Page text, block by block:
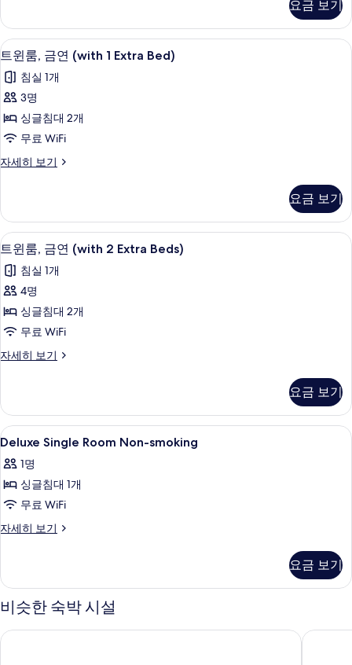
연
사
진
모
두
보
기
트
윈
룸,
연
자
히
보
요금 보기
트
윈
룸,
금
연
(with
1
사
진
모
두
보
기
4
트윈룸, 금연 (with 1 Extra Bed)
침실 1개
3명
싱글침대 2개
무료 WiFi
자세히 보기
트
연
(with
1
Bed)
자
히
보
요금 보기
트
윈
룸,
금
연
(with
2
사
진
모
두
보
4
트윈룸, 금연 (with 2 Extra Beds)
침실 1개
4명
싱글침대 2개
무료 WiFi
자세히 보기
트
연
(with
2
Beds)
자
히
보
기
요금 보기
Deluxe
Single
Room
Non-
smoking
사
두
보
기
1
Deluxe Single Room Non-smoking
1명
싱글침대 1개
무료 WiFi
자세히 보기
Deluxe
smoking
자
세
보
요금 보기
비슷한 숙박 시설
APA 호텔 & 리조트 도쿄 베이 마쿠하리 호텔 스